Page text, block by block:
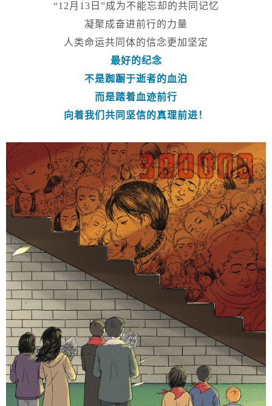
“12月13日”成为不能忘却的共同记忆
凝聚成奋进前行的力量
人类命运共同体的信念更加坚定
最好的纪念
不是踟蹰于逝者的血泊
而是踏着血迹前行
向着我们共同坚信的真理前进！